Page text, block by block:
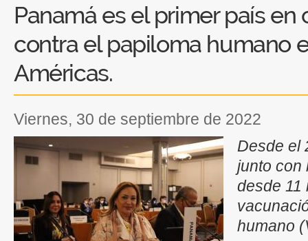
Panamá es el primer país en
contra el papiloma humano
Américas.
viernes, 30 de septiembre de 2022
Desde el
junto con
desde 11
humano